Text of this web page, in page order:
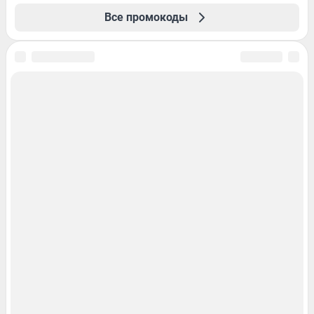
Все промокоды